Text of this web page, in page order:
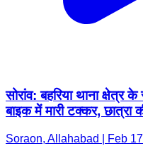
सोरांव: बहरिया थाना क्षेत्र
बाइक में मारी टक्कर, छात्रा
Soraon, Allahabad | Feb